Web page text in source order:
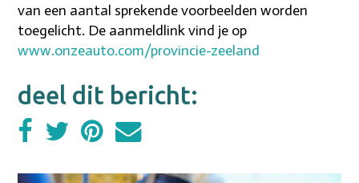
van een aantal sprekende voorbeelden worden
toegelicht. De aanmeldlink vind je op
www.onzeauto.com/provincie-zeeland
deel dit bericht: